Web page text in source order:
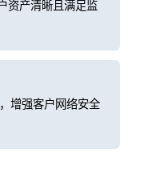
资产清晰且满足监
增强客户网络安全